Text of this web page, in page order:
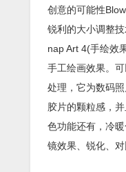
创意的可能性
锐利的大小调整
nap Art 4(手绘效
手工绘画效果。
处理，它为数码
胶片的颗粒感，
色功能还有，冷
镜效果、锐化、对